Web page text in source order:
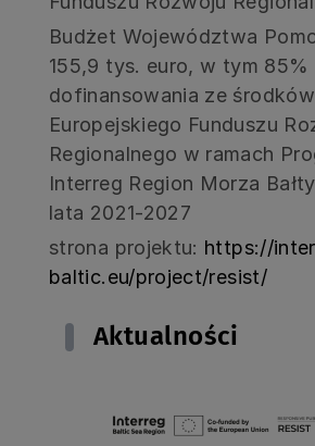
Budżet Województwa
155,9 tys. euro, w tym 85%
dofinansowania ze środków
Europejskiego Funduszu
Regionalnego w ramach
Interreg Region Morza
lata 2021-2027
strona projektu: https://
baltic.eu/project/resist/
Aktualności